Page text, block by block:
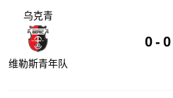
乌克青
维勒斯青年队
0 - 0